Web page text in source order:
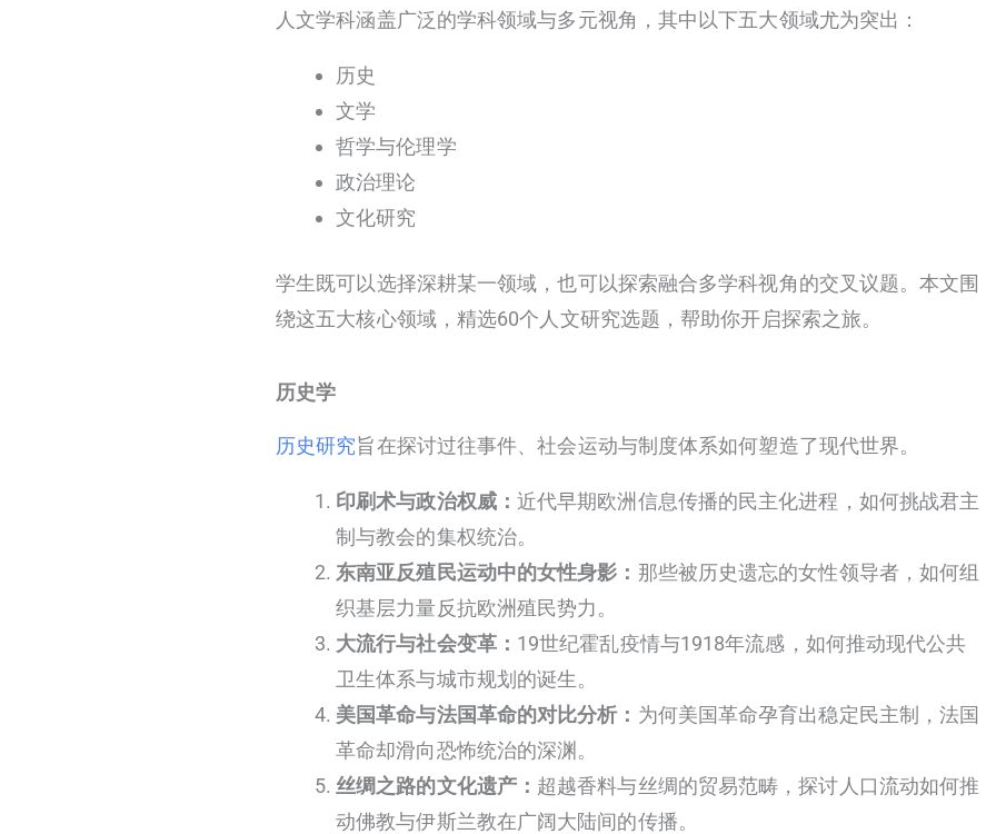
人文学科涵盖广泛的学科领域与多元视角，其中以下五大领域尤为突出：
历史
文学
哲学与伦理学
政治理论
文化研究
学生既可以选择深耕某一领域，也可以探索融合多学科视角的交叉议题。本文围
绕这五大核心领域，精选60个人文研究选题，帮助你开启探索之旅。
历史学
历史研究旨在探讨过往事件、社会运动与制度体系如何塑造了现代世界。
印刷术与政治权威： 近代早期欧洲信息传播的民主化进程，如何挑战君主
制与教会的集权统治。
东南亚反殖民运动中的女性身影： 那些被历史遗忘的女性领导者，如何组
织基层力量反抗欧洲殖民势力。
大流行与社会变革： 19世纪霍乱疫情与1918年流感，如何推动现代公共
卫生体系与城市规划的诞生。
美国革命与法国革命的对比分析： 为何美国革命孕育出稳定民主制，法国
革命却滑向恐怖统治的深渊。
丝绸之路的文化遗产： 超越香料与丝绸的贸易范畴，探讨人口流动如何推
动佛教与伊斯兰教在广阔大陆间的传播。